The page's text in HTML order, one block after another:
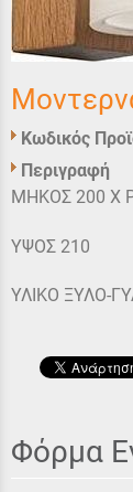
Κωδικός
Περιγραφή
ΜΗΚΟΣ 200 Χ
ΥΨΟΣ 210
ΥΛΙΚΟ ΞΥΛΟ-
Φόρμα